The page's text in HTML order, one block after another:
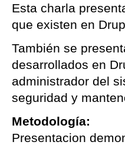
Esta charla
que existen en
También se
desarrollados en
administrador del
seguridad y
Metodología:
Presentacion